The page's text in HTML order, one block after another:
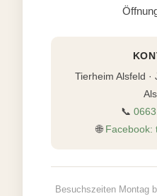
Tierheim Alsfeld ·
📞
🌐 Facebook:
Besuchszeiten Montag